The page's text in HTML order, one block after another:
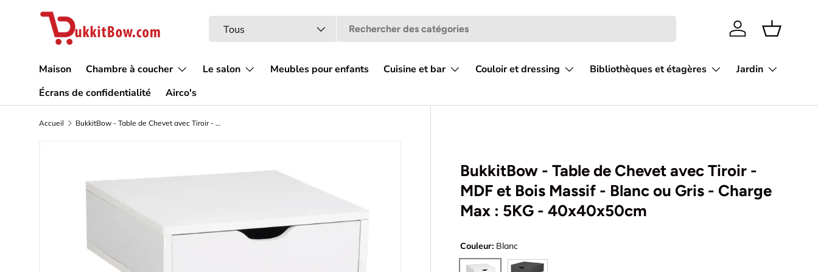
Aller au contenu
Tous Se connecter
Panier
Maison Chambre à coucher Le salon Meubles pour enfants Cuisine et bar Couloir et dressing Bibliothèques et étagères
Jardin
Écrans de confidentialité
Airco's
Accueil BukkitBow - Table de Chevet avec Tiroir - MDF et Bois Massif - Blanc ou Gris - Charge Max : 5KG - 40x40x50cm
BukkitBow - Table de Chevet avec Tiroir -
MDF et Bois Massif - Blanc ou Gris - Charge
Max : 5KG - 40x40x50cm
Couleur: Blanc
Blanc Gris